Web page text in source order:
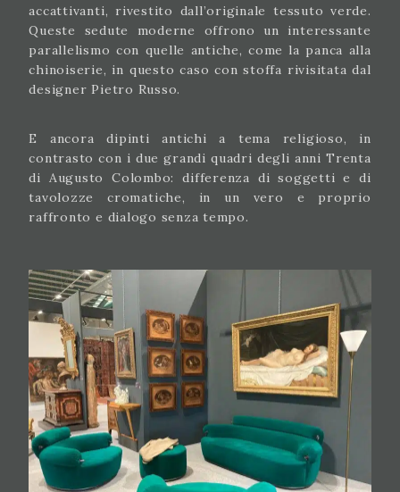
accattivanti, rivestito dall’originale tessuto verde.
Queste sedute moderne offrono un interessante
parallelismo con quelle antiche, come la panca alla
chinoiserie, in questo caso con stoffa rivisitata dal
designer Pietro Russo.
E ancora dipinti antichi a tema religioso, in
contrasto con i due grandi quadri degli anni Trenta
di Augusto Colombo: differenza di soggetti e di
tavolozze cromatiche, in un vero e proprio
raffronto e dialogo senza tempo.